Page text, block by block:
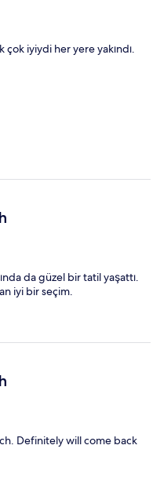
iyiydi her yere yakındı.
da güzel bir tatil yaşattı.
iyi bir seçim.
Definitely will come back